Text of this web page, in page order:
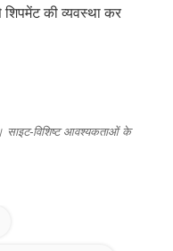
की व्यवस्था कर
साइट-विशिष्ट आवश्यकताओं के